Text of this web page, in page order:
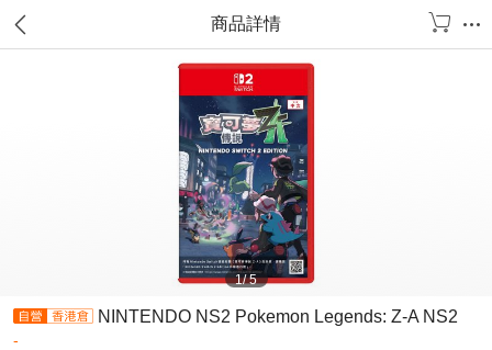
商品詳情
1/5
NINTENDO NS2 Pokemon Legends: Z-A NS2
-